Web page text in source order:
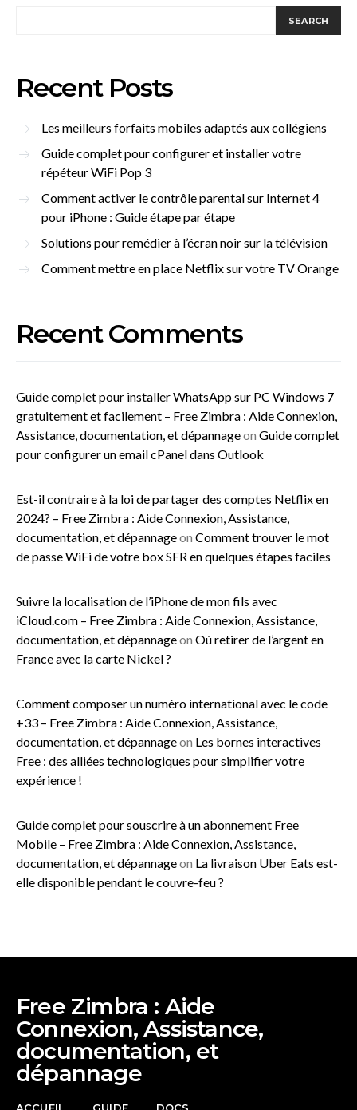
SEARCH
Recent Posts
Les meilleurs forfaits mobiles adaptés aux collégiens
Guide complet pour configurer et installer votre
répéteur WiFi Pop 3
Comment activer le contrôle parental sur Internet 4
pour iPhone : Guide étape par étape
Solutions pour remédier à l’écran noir sur la télévision
Comment mettre en place Netflix sur votre TV Orange
Recent Comments
Guide complet pour installer WhatsApp sur PC Windows 7
gratuitement et facilement – Free Zimbra : Aide Connexion,
Assistance, documentation, et dépannageon Guide complet
pour configurer un email cPanel dans Outlook
Est-il contraire à la loi de partager des comptes Netflix en
2024? – Free Zimbra : Aide Connexion, Assistance,
documentation, et dépannageon Comment trouver le mot
de passe WiFi de votre box SFR en quelques étapes faciles
Suivre la localisation de l’iPhone de mon fils avec
iCloud.com – Free Zimbra : Aide Connexion, Assistance,
documentation, et dépannageon Où retirer de l’argent en
France avec la carte Nickel ?
Comment composer un numéro international avec le code
+33 – Free Zimbra : Aide Connexion, Assistance,
documentation, et dépannageon Les bornes interactives
Free : des alliées technologiques pour simplifier votre
expérience !
Guide complet pour souscrire à un abonnement Free
Mobile – Free Zimbra : Aide Connexion, Assistance,
documentation, et dépannageon La livraison Uber Eats est-
elle disponible pendant le couvre-feu ?
Free Zimbra : Aide
Connexion, Assistance,
documentation, et
dépannage
ACCUEIL GUIDE DOCS